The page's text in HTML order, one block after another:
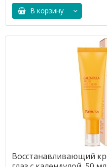
В корзину
Восстанавливающий